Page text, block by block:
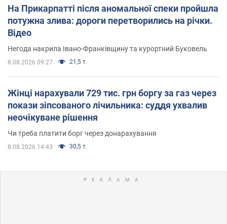
На Прикарпатті після аномальної спеки пройшла
потужна злива: дороги перетворились на річки.
Відео
Негода накрила Івано-Франківщину та курортний Буковель
8.08.2026 09:27 21,5 т.
Жінці нарахували 729 тис. грн боргу за газ через
покази зіпсованого лічильника: суддя ухвалив
неочікуване рішення
Чи треба платити борг через донарахування
8.08.2026 14:43 30,5 т.